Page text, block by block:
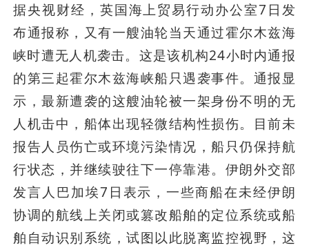
据央视财经，英国海上贸易行动办公室7日发
布通报称，又有一艘油轮当天通过霍尔木兹海
峡时遭无人机袭击。这是该机构24小时内通报
的第三起霍尔木兹海峡船只遇袭事件。通报显
示，最新遭袭的这艘油轮被一架身份不明的无
人机击中，船体出现轻微结构性损伤。目前未
报告人员伤亡或环境污染情况，船只仍保持航
行状态，并继续驶往下一停靠港。伊朗外交部
发言人巴加埃7日表示，一些商船在未经伊朗
协调的航线上关闭或篡改船舶的定位系统或船
舶自动识别系统，试图以此脱离监控视野，这